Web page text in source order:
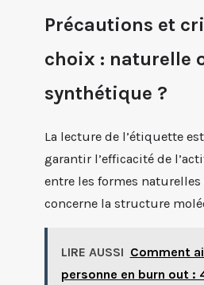
Précautions et
choix : naturelle
synthétique ?
La lecture de l’étiquette
garantir l’efficacité de
entre les formes
concerne la structure
LIRE AUSSI Comment
personne en burn out :